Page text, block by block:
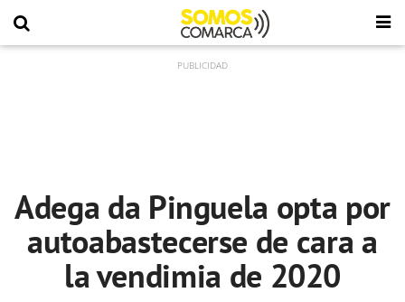
Adega da Pinguela opta por
autoabastecerse de cara a
la vendimia de 2020